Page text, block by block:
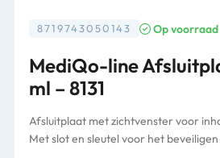
8719743050143 Op voorraad
MediQo-line
ml – 8131
Afsluitplaat met zichtvenster voor
Met slot en sleutel voor het